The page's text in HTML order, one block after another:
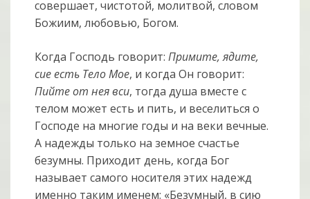
совершает, чистотой, молитвой, словом
Божиим, любовью, Богом.
Когда Господь говорит:Примите, ядите,
сие есть Тело Мое, и когда Он говорит:
Пийте от нея вси, тогда душа вместе с
телом может есть и пить, и веселиться о
Господе на многие годы и на веки вечные.
А надежды только на земное счастье
безумны. Приходит день, когда Бог
называет самого носителя этих надежд
именно таким именем: «Безумный, в сию